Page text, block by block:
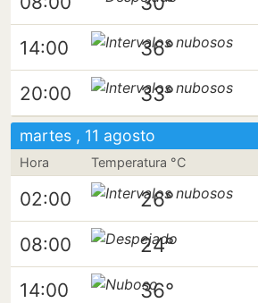
14:00 36°
20:00 33°
martes , 11 agosto
Hora Temperatura °C
02:00 26°
08:00 24°
14:00 36°